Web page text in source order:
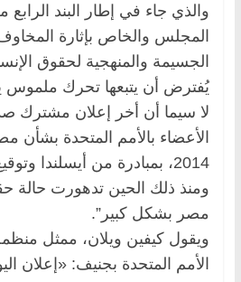
والذي جاء في إطار البند
المجلس والخاص بإثارة
الجسيمة والمنهجية لحقوق
يُفترض أن يتبعها تحرك
لا سيما أن أخر إعلان مشترك
الأعضاء بالأمم المتحدة
ومنذ ذلك الحين تدهورت حالة
مصر بشكل كبير”.
ويقول كيفين ويلان، ممثل
الأمم المتحدة بجنيف: «إعلان